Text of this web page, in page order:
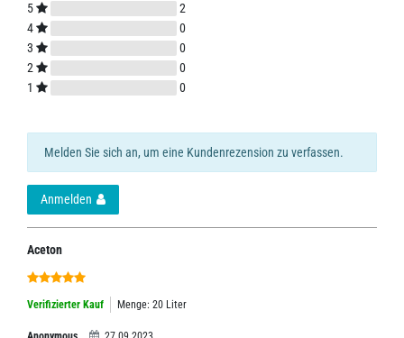
5
2
4
0
3
0
2
0
1
0
Melden Sie sich an, um eine Kundenrezension zu verfassen.
Anmelden
Aceton
Verifizierter Kauf Menge: 20 Liter